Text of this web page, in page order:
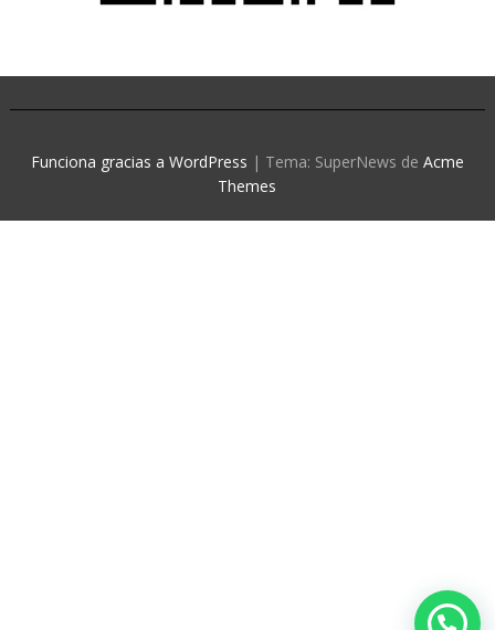
Funciona gracias a WordPress | Tema: SuperNews de Acme
Themes